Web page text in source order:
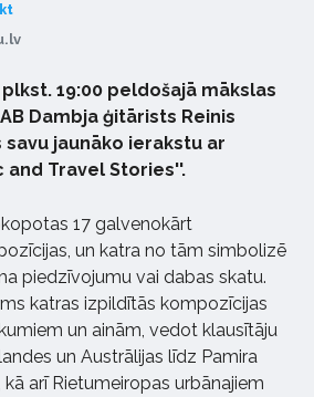
plkst. 19:00 peldošajā mākslas
Dambja ģitārists Reinis
jaunāko ierakstu ar
and Travel Stories''.
17 galvenokārt
un katra no tām simbolizē
piedzīvojumu vai dabas skatu.
katras izpildītās kompozīcijas
un ainām, vedot klausītāju
un Austrālijas līdz Pamira
arī Rietumeiropas urbānajiem